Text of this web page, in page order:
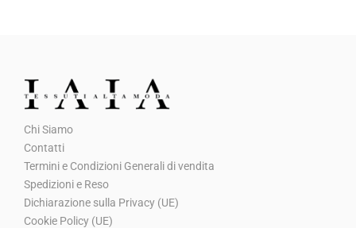
Chi Siamo
Contatti
Termini e Condizioni Generali di vendita
Spedizioni e Reso
Dichiarazione sulla Privacy (UE)
Cookie Policy (UE)